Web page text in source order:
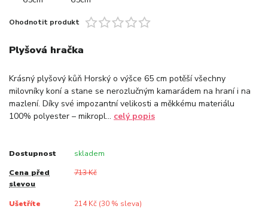
Ohodnotit produkt
Plyšová hračka
Krásný plyšový kůň Horský o výšce 65 cm potěší všechny
milovníky koní a stane se nerozlučným kamarádem na hraní i na
mazlení. Díky své impozantní velikosti a měkkému materiálu
100% polyester – mikropl... celý popis
Dostupnost skladem
Cena před
slevou
713 Kč
Ušetříte 214 Kč (30% sleva)